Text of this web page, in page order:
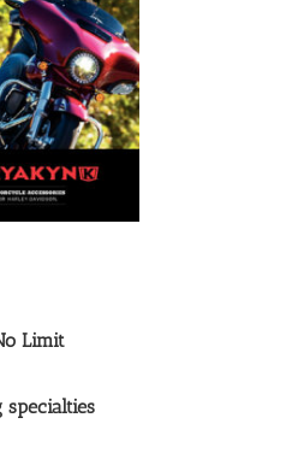
Limit
specialties